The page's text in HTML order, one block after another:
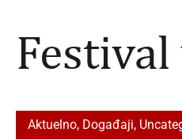
Aktuelno, Događaji,